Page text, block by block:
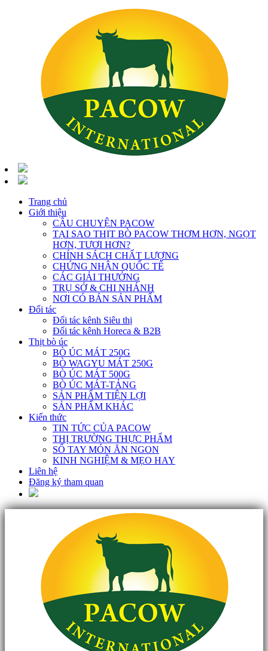
Trang chủ
Giới thiệu
CÂU CHUYỆN PACOW
TẠI SAO THỊT BÒ PACOW THƠM HƠN, NGỌT
HƠN, TƯƠI HƠN?
CHÍNH SÁCH CHẤT LƯỢNG
CHỨNG NHẬN QUỐC TẾ
CÁC GIẢI THƯỞNG
TRỤ SỞ & CHI NHÁNH
NƠI CÓ BÁN SẢN PHẨM
Đối tác
Đối tác kênh Siêu thị
Đối tác kênh Horeca & B2B
Thịt bò úc
BÒ ÚC MÁT 250G
BÒ WAGYU MÁT 250G
BÒ ÚC MÁT 500G
BÒ ÚC MÁT-TẢNG
SẢN PHẨM TIỆN LỢI
SẢN PHẨM KHÁC
Kiến thức
TIN TỨC CỦA PACOW
THỊ TRƯỜNG THỰC PHẨM
SỔ TAY MÓN ĂN NGON
KINH NGHIỆM & MẸO HAY
Liên hệ
Đăng ký tham quan